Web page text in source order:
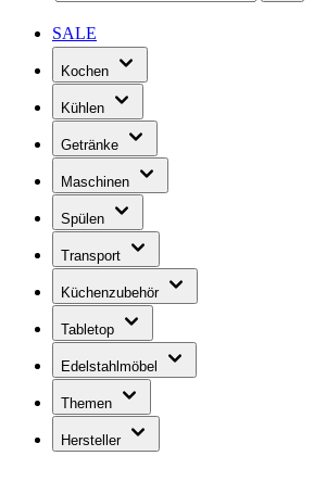
SALE
Kochen
Kühlen
Getränke
Maschinen
Spülen
Transport
Küchenzubehör
Tabletop
Edelstahlmöbel
Themen
Hersteller